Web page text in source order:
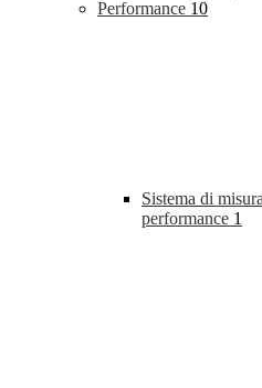
Performance 10
Sistema di
performance 1